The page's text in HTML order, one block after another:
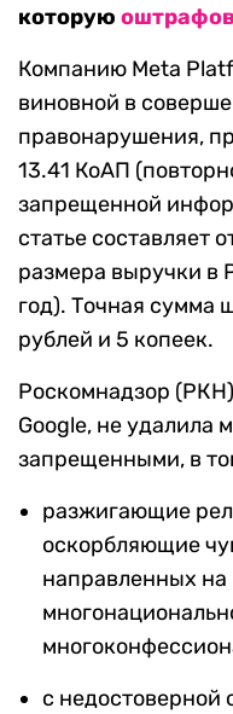
которую
Компанию Meta
виновной в
правонарушения,
13.41 КоАП
запрещенной
статье составляет
размера выручки в
год). Точная сумма
рублей и 5 копеек.
Роскомнадзор (РКН)
Google, не удалила
запрещенными, в
разжигающие
оскорбляющие
направленных на
с недостоверной